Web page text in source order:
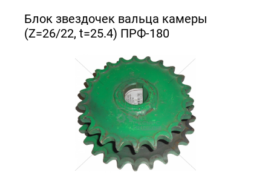
Блок звездочек вальца камеры
(Z=26/22, t=25.4) ПРФ-180